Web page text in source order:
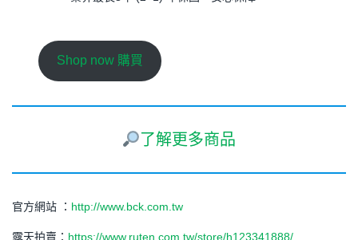
Shop now 購買
了解更多商品
官方網站 ： http://www.bck.com.tw
露天拍賣： https://www.ruten.com.tw/store/h123341888/